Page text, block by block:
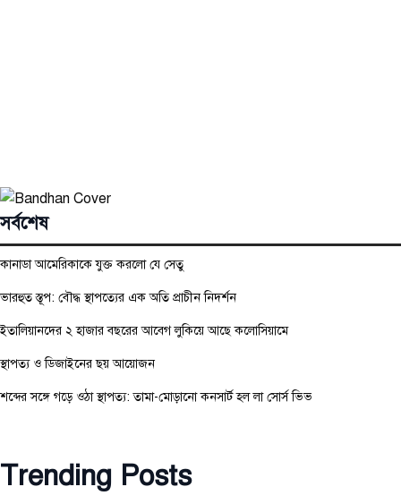
সর্বশেষ
কানাডা আমেরিকাকে যুক্ত করলো যে সেতু
ভারহুত স্তূপ: বৌদ্ধ স্থাপত্যের এক অতি প্রাচীন নিদর্শন
ইতালিয়ানদের ২ হাজার বছরের আবেগ লুকিয়ে আছে কলোসিয়ামে
স্থাপত্য ও ডিজাইনের ছয় আয়োজন
শব্দের সঙ্গে গড়ে ওঠা স্থাপত্য: তামা-মোড়ানো কনসার্ট হল লা সোর্স ভিভ
Trending Posts